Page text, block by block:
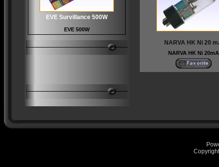
EVE Survillance 500W
EVE 500W
NARVA HK Ni 20
NARVA HK Ni 20mA